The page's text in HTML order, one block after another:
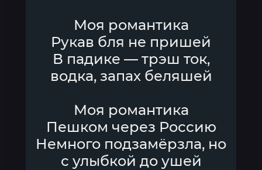
Моя романтика
Рукав бля не пришей
В падике — трэш ток,
водка, запах беляшей
Моя романтика
Пешком через Россию
Немного подзамёрзла, но
с улыбкой до ушей